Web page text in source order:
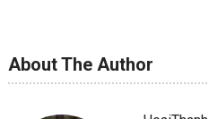
About The Author